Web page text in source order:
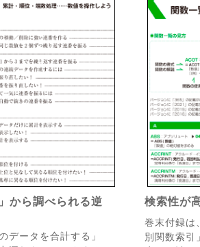
から調べられる逆
データを合計する」
検索性が
巻末付録は
別関数索引